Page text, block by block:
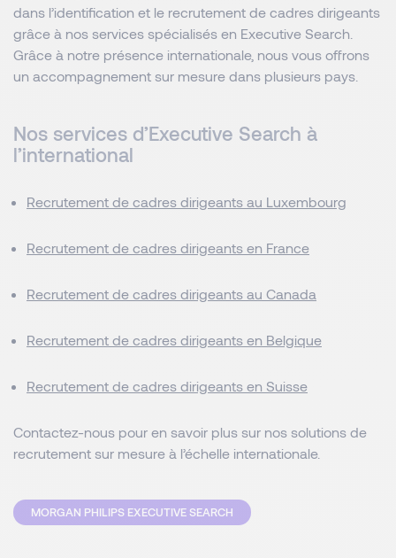
dans l’identification et le recrutement de cadres dirigeants
grâce à nos services spécialisés en Executive Search.
Grâce à notre présence internationale, nous vous offrons
un accompagnement sur mesure dans plusieurs pays.
Nos services d’Executive Search à
l’international
Recrutement de cadres dirigeants au Luxembourg
Recrutement de cadres dirigeants en France
Recrutement de cadres dirigeants au Canada
Recrutement de cadres dirigeants en Belgique
Recrutement de cadres dirigeants en Suisse
Contactez-nous pour en savoir plus sur nos solutions de
recrutement sur mesure à l’échelle internationale.
MORGAN PHILIPS EXECUTIVE SEARCH